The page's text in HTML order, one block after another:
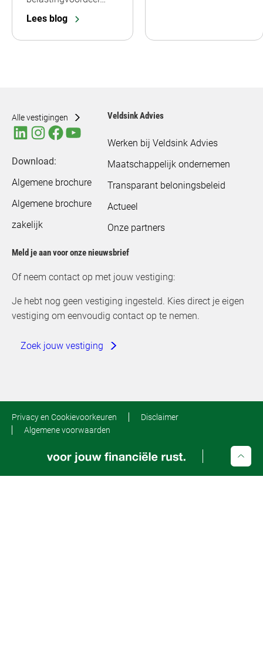
Lees blog
Alle vestigingen
Download:
Algemene brochure
Algemene brochure
zakelijk
Veldsink Advies
Werken bij Veldsink Advies
Maatschappelijk ondernemen
Transparant beloningsbeleid
Actueel
Onze partners
Meld je aan voor onze nieuwsbrief
Of neem contact op met jouw vestiging:
Je hebt nog geen vestiging ingesteld. Kies direct je eigen
vestiging om eenvoudig contact op te nemen.
Zoek jouw vestiging
Privacy en Cookievoorkeuren
Disclaimer
Algemene voorwaarden